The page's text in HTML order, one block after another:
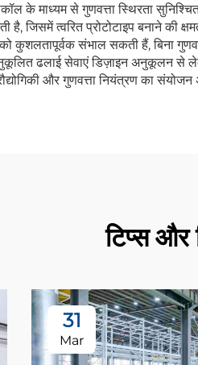
के माध्यम से गुणवत्ता स्थिरता
है, जिसमें त्वरित प्रोटोटाइप बनाने
कुशलतापूर्वक संभाल सकती हैं, बिना
ढलाई सेवाएं डिज़ाइन अनुकूलन से
और गुणवत्ता नियंत्रण का
टिप्स और
31
Mar